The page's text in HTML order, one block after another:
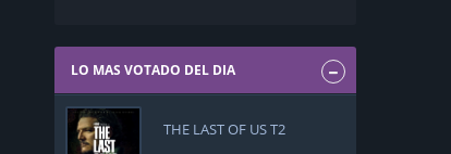
LO MAS VOTADO DEL DIA
THE LAST OF US T2